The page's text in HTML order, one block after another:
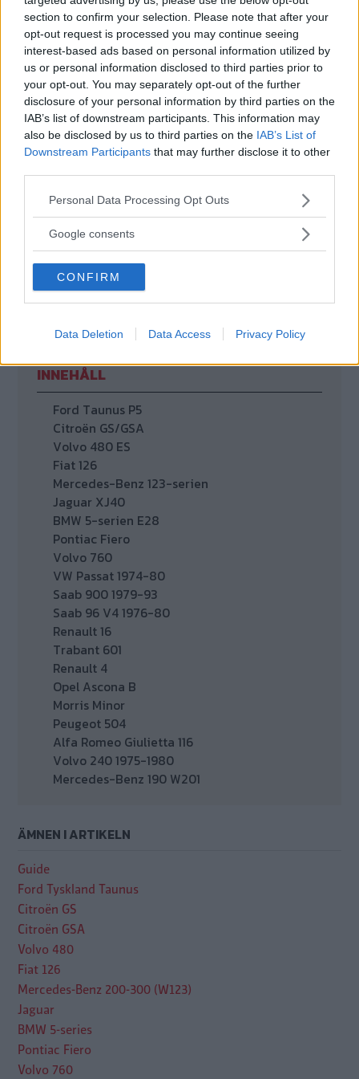
section to confirm your selection. Please note that after your
opt-out request is processed you may continue seeing
interest-based ads based on personal information utilized by
us or personal information disclosed to third parties prior to
your opt-out. You may separately opt-out of the further
disclosure of your personal information by third parties on the
IAB’s list of downstream participants. This information may
also be disclosed by us to third parties on the IAB’s List of
Downstream Participants that may further disclose it to other
Please note that this website/app uses one or more Google
not limited to your visit or usage behaviour. You may click to
use your data for below specified purposes in below Google
consent section.
Personal Data Processing Opt Outs
Google consents
CONFIRM
Data Deletion Data Access Privacy Policy
DIGITAL PRENUMERATION
Ta del av allt material – bli
Premium-medlem
Det här är en del av vårt premium-innehåll. För
att läsa vidare behöver du bli medlem eller logga
in om du redan har ett konto.
Tillgång till alla artiklar
Digital tidning ingår
Hela arkivet sedan tidningens start
INNEHÅLL
Ford Taunus P5
Citroën GS/GSA
Volvo 480 ES
Fiat 126
Mercedes-Benz 123-serien
Jaguar XJ40
BMW 5-serien E28
Pontiac Fiero
Volvo 760
VW Passat 1974-80
Saab 900 1979-93
Saab 96 V4 1976-80
Renault 16
Trabant 601
Renault 4
Opel Ascona B
Morris Minor
Peugeot 504
Alfa Romeo Giulietta 116
Volvo 240 1975-1980
Mercedes-Benz 190 W201
ÄMNEN I ARTIKELN
Guide
Ford Tyskland Taunus
Citroën GS
Citroën GSA
Volvo 480
Fiat 126
Mercedes-Benz 200-300 (W123)
Jaguar
BMW 5-series
Pontiac Fiero
Volvo 760